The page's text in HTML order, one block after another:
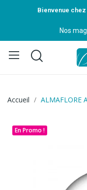
Bienvenue chez
Nos
Accueil ALMAFLORE
En Promo !